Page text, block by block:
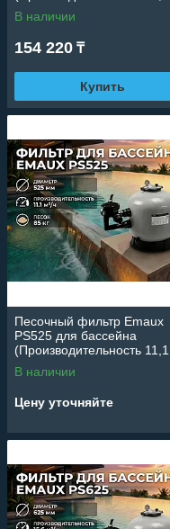
м3/ч, стекловолокно,
диаметр 500 мм)
В наличии
154 220 ₸
Купить
Песочный фильтр Emaux
PS525 для бассейна
(Производительность 11,1
м3/ч, стекловолокно,
диаметр 525 мм)
В наличии
Цену уточняйте